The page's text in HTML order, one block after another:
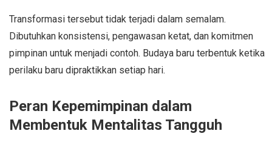
Transformasi tersebut tidak terjadi dalam semalam.
Dibutuhkan konsistensi, pengawasan ketat, dan komitmen
pimpinan untuk menjadi contoh. Budaya baru terbentuk ketika
perilaku baru dipraktikkan setiap hari.
Peran Kepemimpinan dalam
Membentuk Mentalitas Tangguh